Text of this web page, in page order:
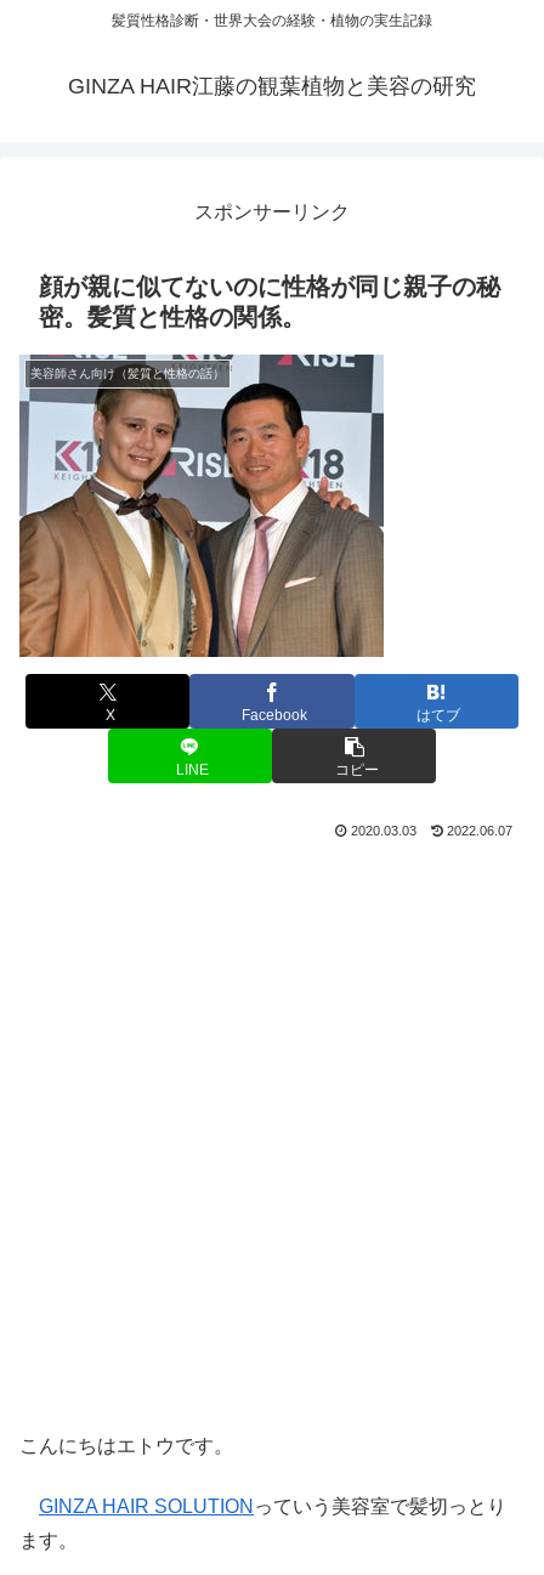
髪質性格診断・世界大会の経験・植物の実生記録
GINZA HAIR江藤の観葉植物と美容の研究
スポンサーリンク
顔が親に似てないのに性格が同じ親子の秘
密。髪質と性格の関係。
美容師さん向け（髪質と性格の話）
X Facebook はてブ
LINE コピー
2020.03.03 2022.06.07
こんにちはエトウです。
GINZA HAIR SOLUTION っていう美容室で髪切っとり
ます。